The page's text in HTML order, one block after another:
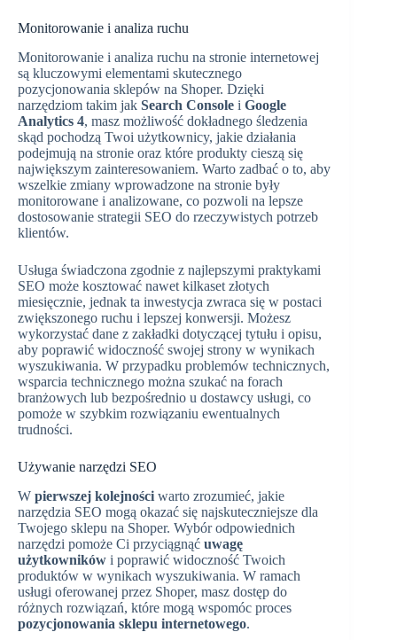
Monitorowanie i analiza ruchu
Monitorowanie i analiza ruchu na stronie internetowej
są kluczowymi elementami skutecznego
pozycjonowania sklepów na Shoper. Dzięki
narzędziom takim jak Search Console i Google
Analytics 4, masz możliwość dokładnego śledzenia
skąd pochodzą Twoi użytkownicy, jakie działania
podejmują na stronie oraz które produkty cieszą się
największym zainteresowaniem. Warto zadbać o to, aby
wszelkie zmiany wprowadzone na stronie były
monitorowane i analizowane, co pozwoli na lepsze
dostosowanie strategii SEO do rzeczywistych potrzeb
klientów.
Usługa świadczona zgodnie z najlepszymi praktykami
SEO może kosztować nawet kilkaset złotych
miesięcznie, jednak ta inwestycja zwraca się w postaci
zwiększonego ruchu i lepszej konwersji. Możesz
wykorzystać dane z zakładki dotyczącej tytułu i opisu,
aby poprawić widoczność swojej strony w wynikach
wyszukiwania. W przypadku problemów technicznych,
wsparcia technicznego można szukać na forach
branżowych lub bezpośrednio u dostawcy usługi, co
pomoże w szybkim rozwiązaniu ewentualnych
trudności.
Używanie narzędzi SEO
W pierwszej kolejności warto zrozumieć, jakie
narzędzia SEO mogą okazać się najskuteczniejsze dla
Twojego sklepu na Shoper. Wybór odpowiednich
narzędzi pomoże Ci przyciągnąć uwagę
użytkowników i poprawić widoczność Twoich
produktów w wynikach wyszukiwania. W ramach
usługi oferowanej przez Shoper, masz dostęp do
różnych rozwiązań, które mogą wspomóc proces
pozycjonowania sklepu internetowego.